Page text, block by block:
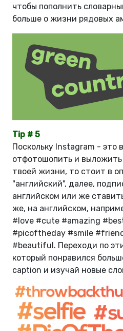
чтобы пополнить
больше о жизни рядовых
Tip # 5
Поскольку Instagram - это
отфотошопить и
твоей жизни, то стоит в
"английский", далее,
английском или же
же, на английском,
#love #cute #amazing
#picoftheday #smile
#beautiful. Переходи по
который понравился
caption и изучай новые